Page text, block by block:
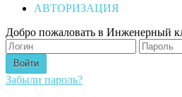
АВТОРИЗАЦИЯ
Добро пожаловать в
Забыли пароль?